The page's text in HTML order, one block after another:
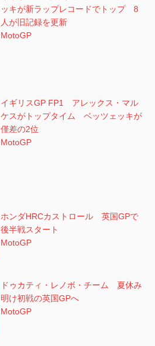
ッキが新ラップレコードでトップ 8
人が旧記録を更新
MotoGP
イギリスGP FP1 アレックス・マル
ケスがトップタイム ベッツェッキが
僅差の2位
MotoGP
ホンダHRCカストロール 英国GPで
後半戦スタート
MotoGP
ドゥカティ・レノボ・チーム 夏休み
明け初戦の英国GPへ
MotoGP